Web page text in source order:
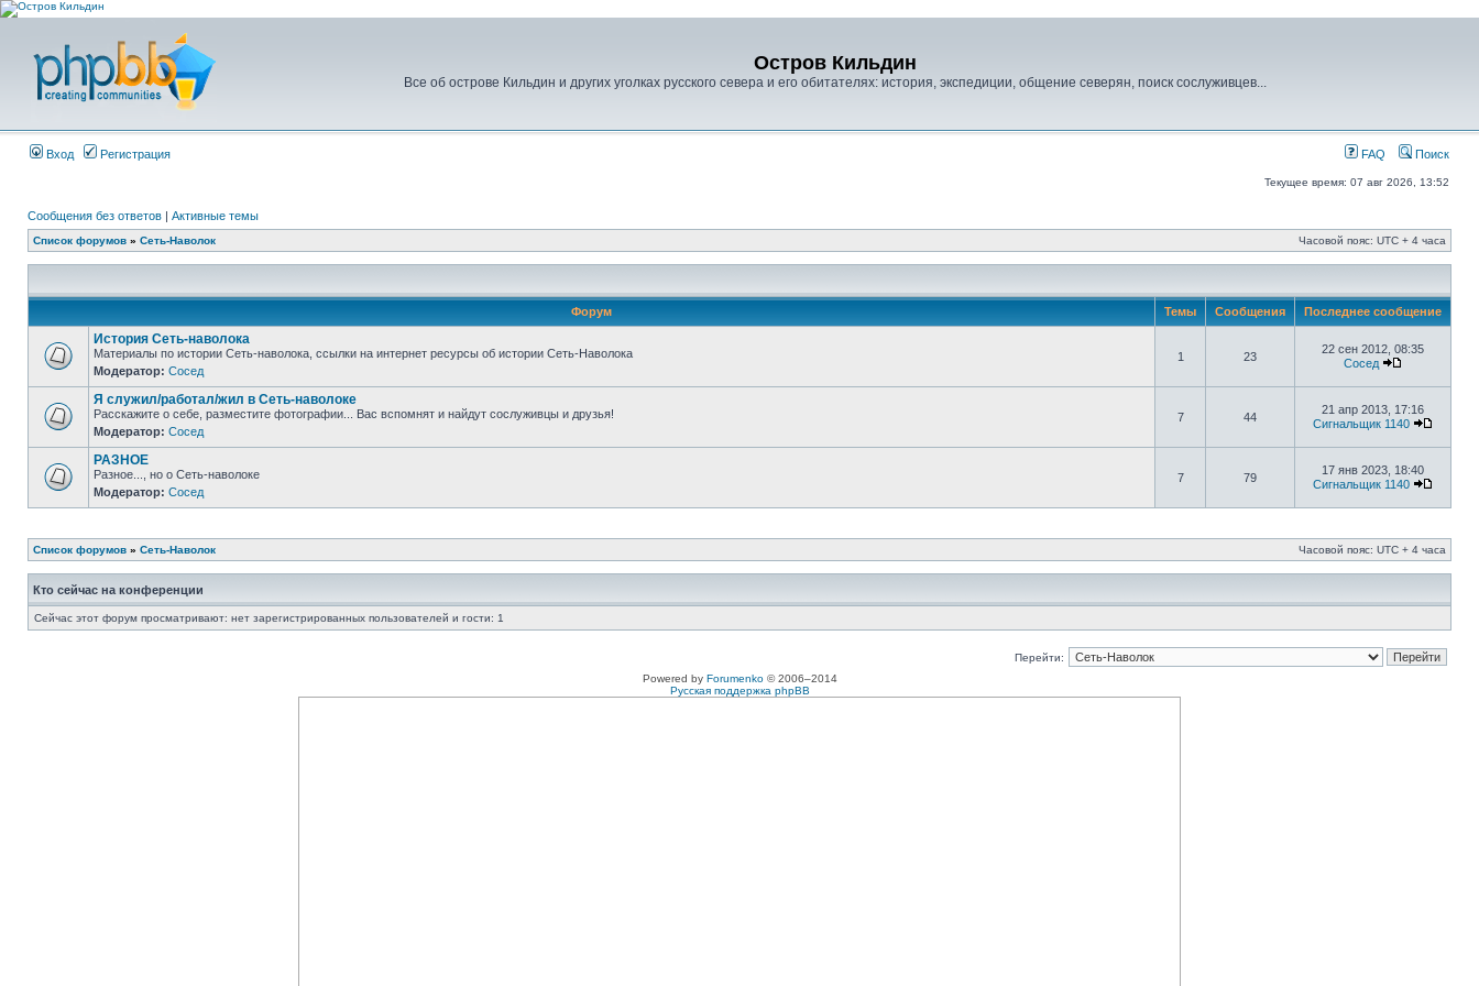
Остров Кильдин
Все об острове Кильдин и других уголках русского севера и его обитателях: история, экспедиции, общение северян, поиск сослуживцев...
Вход Регистрация FAQ Поиск
Текущее время: 07 авг 2026, 13:52
Сообщения без ответов | Активные темы
Список форумов » Сеть-Наволок Часовой пояс: UTC + 4 часа
Форум Темы Сообщения Последнее сообщение
История Сеть-наволока
Материалы по истории Сеть-наволока, ссылки на интернет ресурсы об истории Сеть-Наволока
Модератор: Сосед
1 23
22 сен 2012, 08:35
Сосед
Я служил/работал/жил в Сеть-наволоке
Расскажите о себе, разместите фотографии... Вас вспомнят и найдут сослуживцы и друзья!
Модератор: Сосед
7 44
21 апр 2013, 17:16
Сигнальщик 1140
РАЗНОЕ
Разное..., но о Сеть-наволоке
Модератор: Сосед
7 79
17 янв 2023, 18:40
Сигнальщик 1140
Список форумов » Сеть-Наволок Часовой пояс: UTC + 4 часа
Кто сейчас на конференции
Сейчас этот форум просматривают: нет зарегистрированных пользователей и гости: 1
Перейти:
Powered by Forumenko© 2006–2014
Русская поддержка phpBB